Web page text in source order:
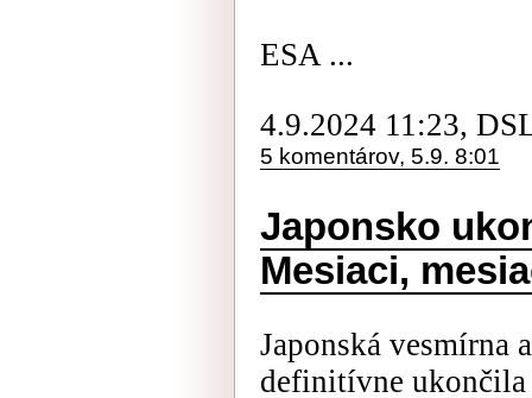
ESA ...
4.9.2024 11:23,
5 komentárov, 5.9. 8:01
Japonsko
Mesiaci,
Japonská vesmírna
definitívne